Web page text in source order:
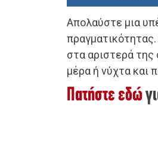
Απολαύστε μια
στα αριστερά της
μέρα ή νύχτα και
Πατήστε εδώ